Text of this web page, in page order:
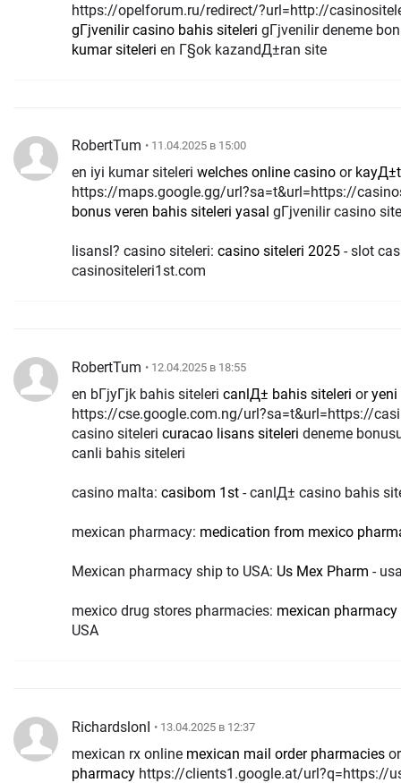
https://opelforum.ru/redirect/?url=http://
gГјvenilir casino bahis siteleri gГјvenilir deneme
kumar siteleri en Г§ok kazandД±ran site
RobertTum • 11.04.2025 в 15:00
en iyi kumar siteleri welches online casino or
https://maps.google.gg/url?sa=t&url=https://
bonus veren bahis siteleri yasal gГјvenilir casino
lisansl? casino siteleri: casino siteleri 2025 - slot
casinositeleri1st.com
RobertTum • 12.04.2025 в 18:55
en bГјyГјk bahis siteleri canlД± bahis siteleri oryeni
https://cse.google.com.ng/url?sa=t&url=https://
casino siteleri curacao lisans siteleri deneme
canli bahis siteleri
casino malta: casibom 1st - canlД± casino bahis
mexican pharmacy: medication from mexico
Mexican pharmacy ship to USA: Us Mex Pharm -
mexico drug stores pharmacies: mexican pharmacy
USA
RichardslonI • 13.04.2025 в 12:37
mexican rx online mexican mail order pharmacies
pharmacy